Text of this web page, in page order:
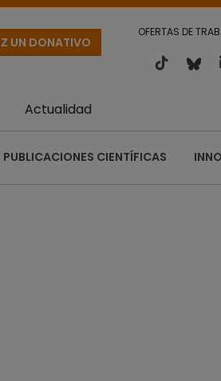
OFERTAS DE
UN DONATIVO
PUBLICACIONES CIENTÍFICAS
Actualidad